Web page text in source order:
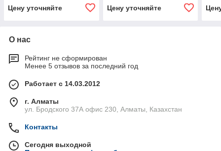
(правый) (R)4
Цену уточняйте
Цену уточняйте
О нас
Рейтинг не сформирован
Менее 5 отзывов за последний год
Работает с 14.03.2012
г. Алматы
ул. Бродского 37А офис 230, Алматы, Казахстан
Контакты
Сегодня выходной